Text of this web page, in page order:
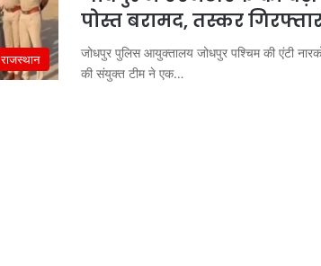
राजस्थान
पोस्त बरामद, तस्कर
जोधपुर पुलिस आयुक्तालय जोधपुर पश्चिम की एंटी
की संयुक्त टीम ने एक…